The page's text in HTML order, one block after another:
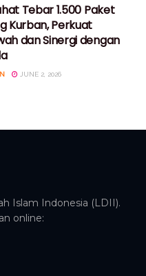
Tebar 1.500 Paket
Kurban, Perkuat
dan Sinergi dengan
JUNE 2, 2026
Islam Indonesia (LDII).
online: